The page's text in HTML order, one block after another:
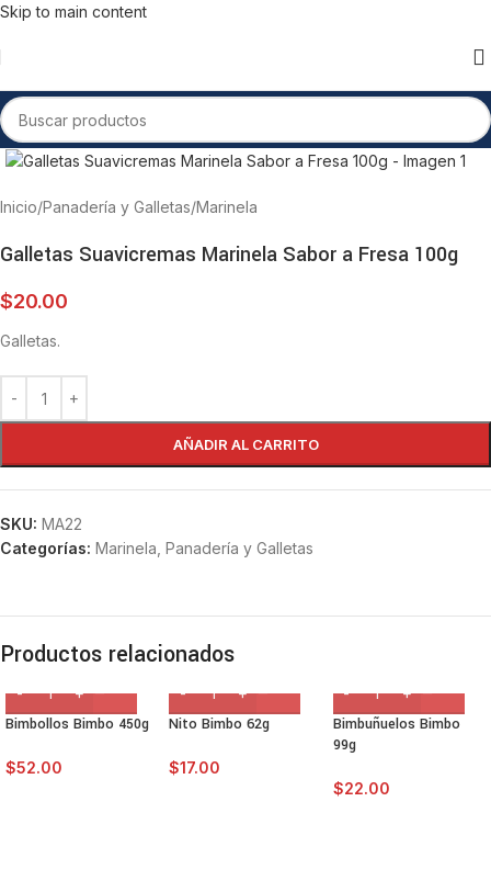
Skip to main content
Inicio/Panadería y Galletas/Marinela
Galletas Suavicremas Marinela Sabor a Fresa 100g
$20.00
Galletas.
AÑADIR AL CARRITO
SKU: MA22
Categorías: Marinela Panadería y Galletas
Productos relacionados
Bimbollos Bimbo 450g
$52.00
Nito Bimbo 62g
$17.00
Bimbuñuelos Bimbo
99g
$22.00